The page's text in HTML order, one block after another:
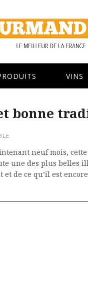
VINS
bonne
neuf mois,
une des plus belles
de ce qu’il est